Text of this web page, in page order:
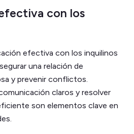
con los
efectiva con los inquilinos
una relación de
y prevenir conflictos.
claros y resolver
son elementos clave en